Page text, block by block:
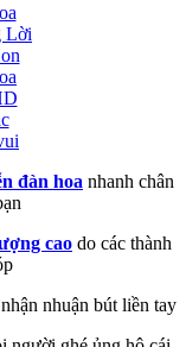
Lời
đàn hoa nhanh chân
cao do các thành
nhận nhuận bút liền tay